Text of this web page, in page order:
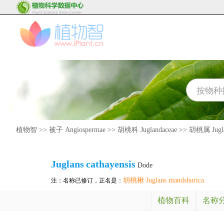
植物智 >> 被子 Angiospermae >> 胡桃科 Juglandaceae >> 胡桃属
Juglanscathayensis Dode
注：名称已修订，正名是： 胡桃楸 Juglans mandshurica
植物百科 名称